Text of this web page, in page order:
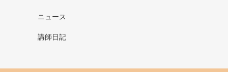
ニュース
講師日記